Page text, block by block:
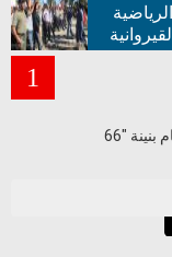
الرياضية
1
"66